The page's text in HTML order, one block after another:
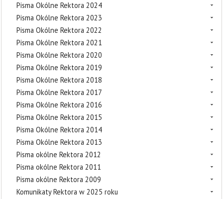
Pisma Okólne Rektora 2024
Pisma Okólne Rektora 2023
Pisma Okólne Rektora 2022
Pisma Okólne Rektora 2021
Pisma Okólne Rektora 2020
Pisma Okólne Rektora 2019
Pisma Okólne Rektora 2018
Pisma Okólne Rektora 2017
Pisma Okólne Rektora 2016
Pisma Okólne Rektora 2015
Pisma Okólne Rektora 2014
Pisma Okólne Rektora 2013
Pisma okólne Rektora 2012
Pisma okólne Rektora 2011
Pisma okólne Rektora 2009
Komunikaty Rektora w 2025 roku